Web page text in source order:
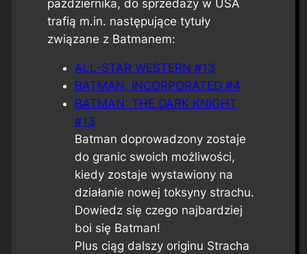
października, do sprzedaży w USA
trafią m.in. następujące tytuły
związane z Batmanem:
ALL-STAR WESTERN #13
BATMAN, INCORPORATED #4
BATMAN: THE DARK KNIGHT
#13
Batman doprowadzony zostaje
do granic swoich możliwości,
kiedy zostaje wystawiony na
działanie nowej toksyny strachu.
Dowiedz się czego najbardziej
boi się Batman!
Plus ciąg dalszy originu Stracha